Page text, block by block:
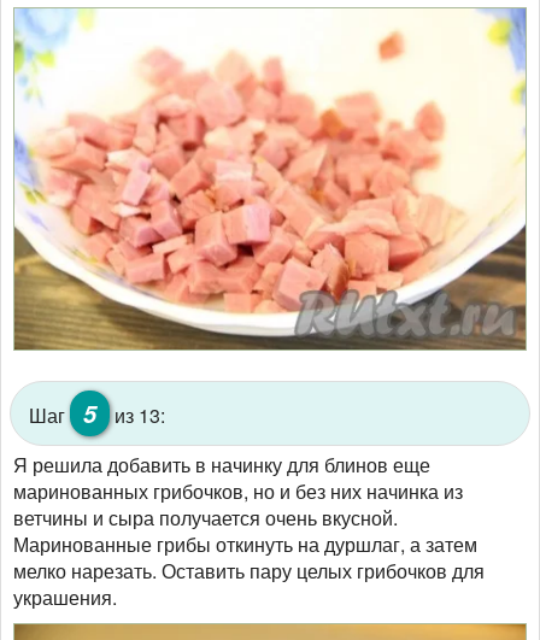
Шаг 5
из 13:
Я решила добавить в начинку для блинов еще
маринованных грибочков, но и без них начинка из
ветчины и сыра получается очень вкусной.
Маринованные грибы откинуть на дуршлаг, а затем
мелко нарезать. Оставить пару целых грибочков для
украшения.